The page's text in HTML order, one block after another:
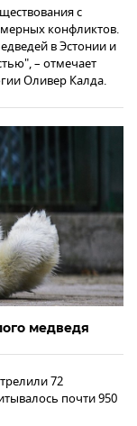
с
конфликтов.
в Эстонии и
– отмечает
Оливер Калда.
медведя
72
почти 950